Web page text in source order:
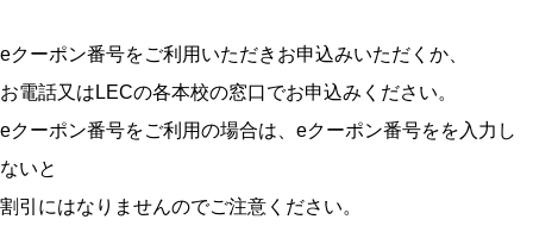
eクーポン番号をご利用いただきお申込みいただくか、
お電話又はLECの各本校の窓口でお申込みください。
eクーポン番号をご利用の場合は、eクーポン番号をを入力し
ないと
割引にはなりませんのでご注意ください。